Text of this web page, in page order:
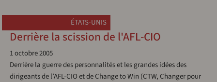
ÉTATS-UNIS
Derrière la scission de l'AFL-CIO
1 octobre 2005
Derrière la guerre des personnalités et les grandes idées des
dirigeants de l’AFL-CIO et de Change to Win (CTW, Changer pour